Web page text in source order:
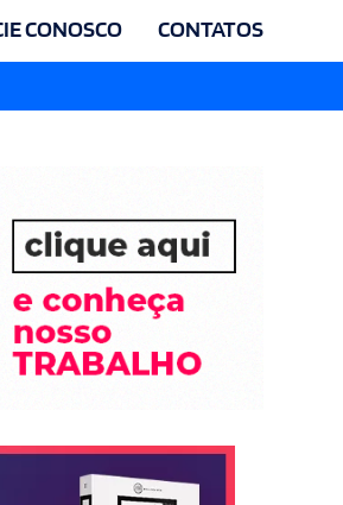
CONOSCO CONTATOS